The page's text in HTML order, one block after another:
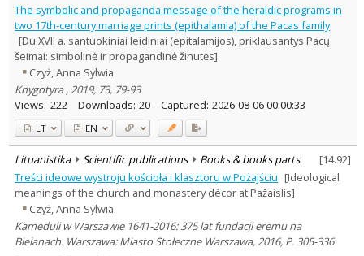
The symbolic and propaganda message of the heraldic programs in
two 17th-century marriage prints (epithalamia) of the Pacas family
[Du XVII a. santuokiniai leidiniai (epitalamijos), priklausantys Pacų
šeimai: simbolinė ir propagandinė žinutės]
Czyż, Anna Sylwia
Knygotyra , 2019, 73, 79-93
Views: 222 Downloads: 20 Captured: 2026-08-06 00:00:33
LT EN
Lituanistika Scientific publications Books & books parts [14.92]
Treści ideowe wystroju kościoła i klasztoru w Pożajściu [Ideological
meanings of the church and monastery décor at Pažaislis]
Czyż, Anna Sylwia
Kameduli w Warszawie 1641-2016: 375 lat fundacji eremu na
Bielanach. Warszawa: Miasto Stołeczne Warszawa, 2016, P. 305-336